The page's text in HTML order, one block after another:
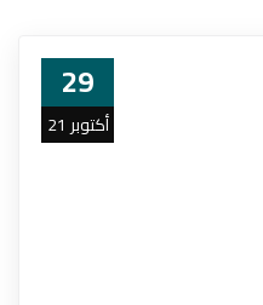
29
أكتوبر 21